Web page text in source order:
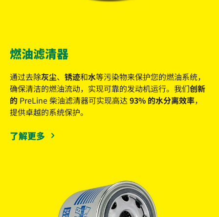
燃油滤清器
通过去除灰尘、 锈迹和水等污染物来保护您的燃油系统，
确保清洁的燃油流动，实现可靠的发动机运行。我们创新
的 PreLine 柴油滤清器可实现高达93% 的水分离效率，
提供卓越的系统保护。
了解更多